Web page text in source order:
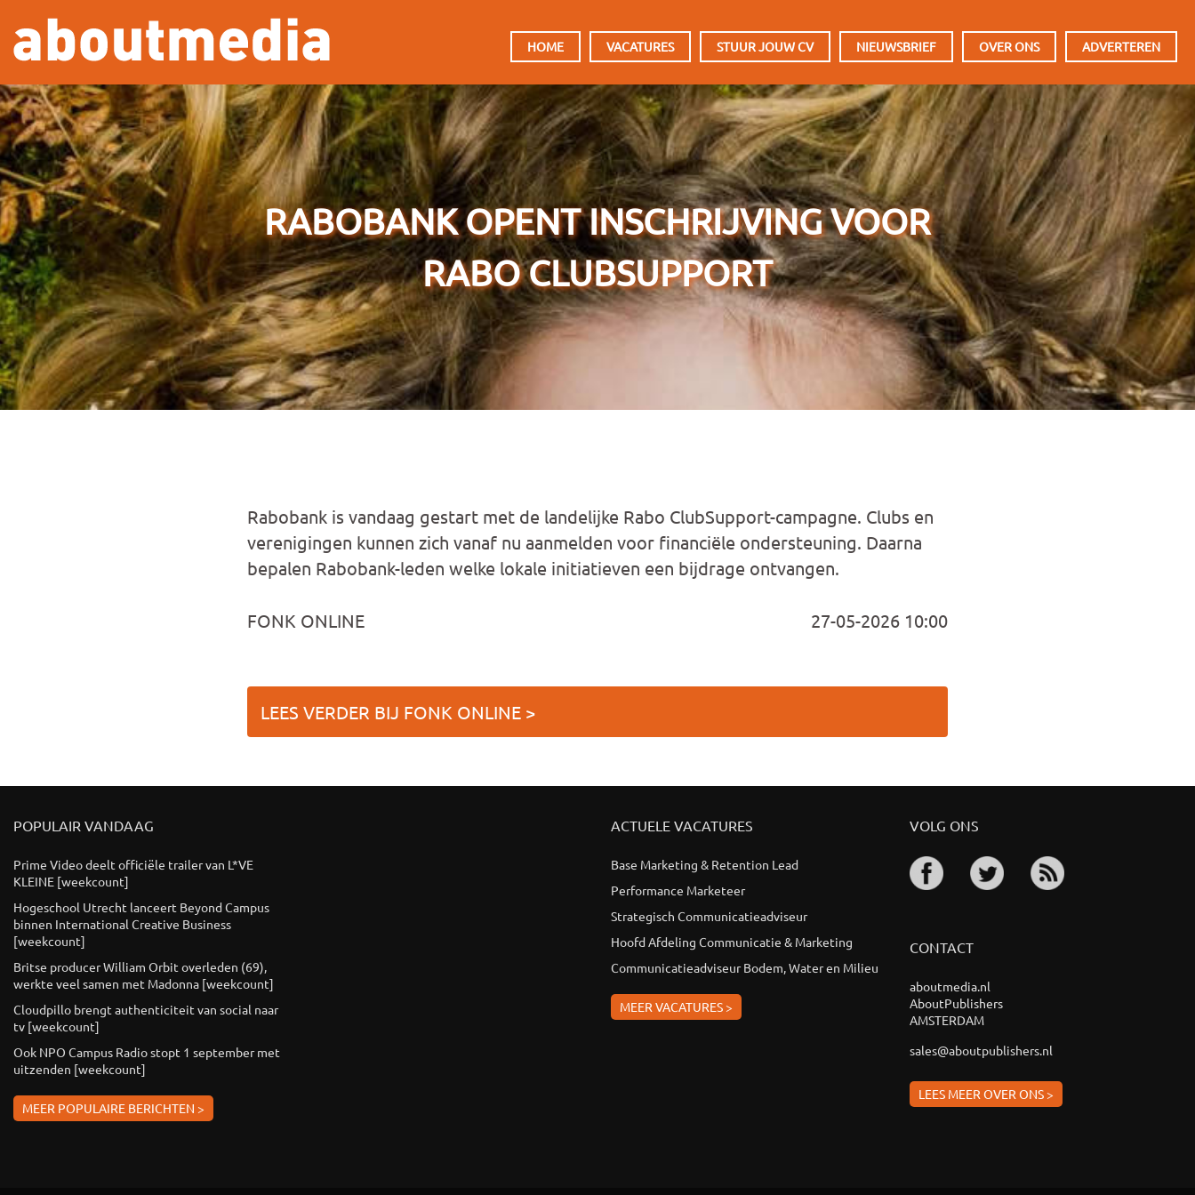
Overslaan en naar de inhoud gaan
HOOFDMENU
HOME VACATURES STUUR JOUW CV NIEUWSBRIEF OVER ONS ADVERTEREN
RABOBANK OPENT INSCHRIJVING VOOR
RABO CLUBSUPPORT
Rabobank is vandaag gestart met de landelijke Rabo ClubSupport-campagne. Clubs en
verenigingen kunnen zich vanaf nu aanmelden voor financiële ondersteuning. Daarna
bepalen Rabobank-leden welke lokale initiatieven een bijdrage ontvangen.
FONK ONLINE 27-05-2026 10:00
LEES VERDER BIJ FONK ONLINE >
POPULAIR VANDAAG
Prime Video deelt officiële trailer van L*VE
KLEINE [weekcount]
Hogeschool Utrecht lanceert Beyond Campus
binnen International Creative Business
[weekcount]
Britse producer William Orbit overleden (69),
werkte veel samen met Madonna [weekcount]
Cloudpillo brengt authenticiteit van social naar
tv [weekcount]
Ook NPO Campus Radio stopt 1 september met
uitzenden [weekcount]
MEER POPULAIRE BERICHTEN >
ACTUELE VACATURES
Base Marketing & Retention Lead
Performance Marketeer
Strategisch Communicatieadviseur
Hoofd Afdeling Communicatie & Marketing
Communicatieadviseur Bodem, Water en Milieu
MEER VACATURES >
VOLG ONS
CONTACT
aboutmedia.nl
AboutPublishers
AMSTERDAM
sales@aboutpublishers.nl
LEES MEER OVER ONS >